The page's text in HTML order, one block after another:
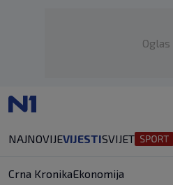
Oglas
NAJNOVIJEVIJESTISVIJET
Crna KronikaEkonomija